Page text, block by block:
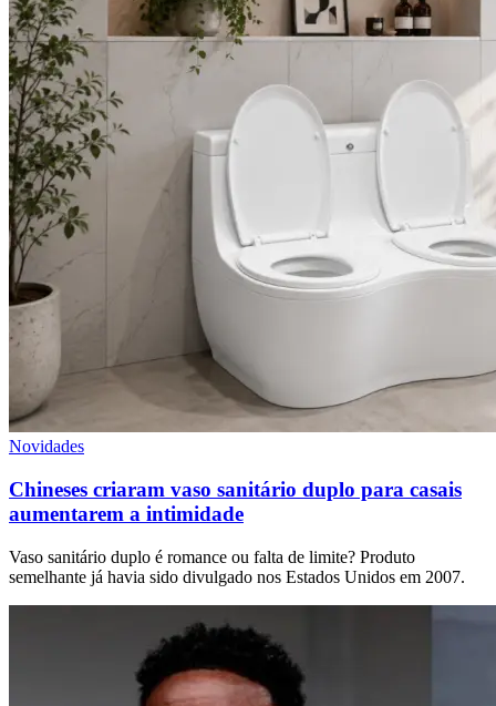
Novidades
Chineses criaram vaso sanitário duplo para casais
aumentarem a intimidade
Vaso sanitário duplo é romance ou falta de limite? Produto
semelhante já havia sido divulgado nos Estados Unidos em 2007.